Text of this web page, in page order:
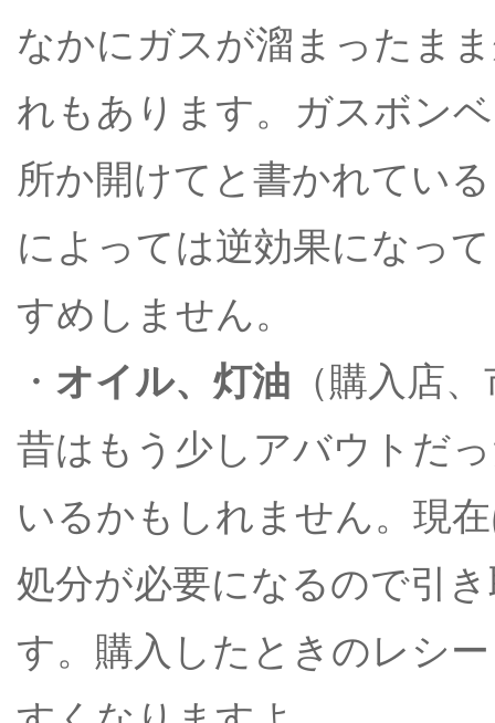
なかにガスが溜まったま
れもあります。ガスボン
所か開けてと書かれてい
によっては逆効果になっ
すめしません。
・ オイル、灯油 （購入店
昔はもう少しアバウトだ
いるかもしれません。現
処分が必要になるので引
す。購入したときのレシ